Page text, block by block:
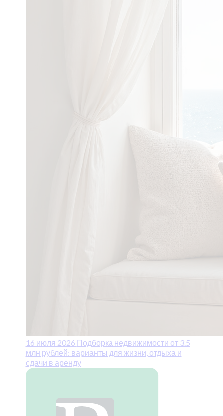
16 июля 2026 Подборка недвижимости от 3.5
млн рублей: варианты для жизни, отдыха и
сдачи в аренду